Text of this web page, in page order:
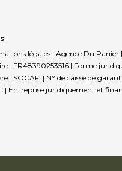
légales : Agence Du Panier
: FR48390253516 | Forme
: SOCAF. | N° de caisse de
| Entreprise juridiquement et